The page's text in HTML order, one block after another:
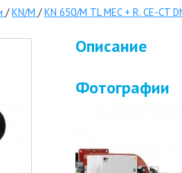
/KN/M /KN 650/M TL MEC + R. CE-CT
Описание
Фотографии